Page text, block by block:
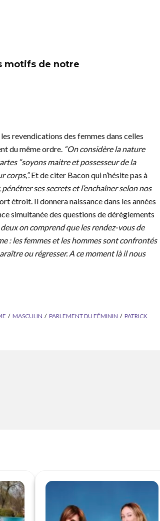
motifs de notre
revendications des femmes dans celles
du même ordre. “On considère la nature
“soyons maitre et possesseur de la
corps,”.Et de citer Bacon qui n’hésite pas à
ses secrets et l’enchaîner selon nos
étroit. Il donnera naissance dans les années
simultanée des questions de dérèglements
deux on comprend que les rendez-vous de
: les femmes et les hommes sont confrontés
ou régresser. A ce moment là il nous
MASCULIN PARLEMENT DU FÉMININ
PATRICK